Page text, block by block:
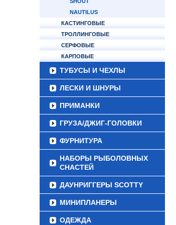
NAUTILUS
КАСТИНГОВЫЕ
ТРОЛЛИНГОВЫЕ
СЕРФОВЫЕ
КАРПОВЫЕ
ТУБУСЫ И ЧЕХЛЫ
ЛЕСКИ И ШНУРЫ
ПРИМАНКИ
ГРУЗА/ДЖИГ-ГОЛОВКИ
ФУРНИТУРА
НАБОРЫ РЫБОЛОВНЫХ
СНАСТЕЙ
ДАУНРИГГЕРЫ SCOTTY
МИНИПЛАНЕРЫ
ОДЕЖДА